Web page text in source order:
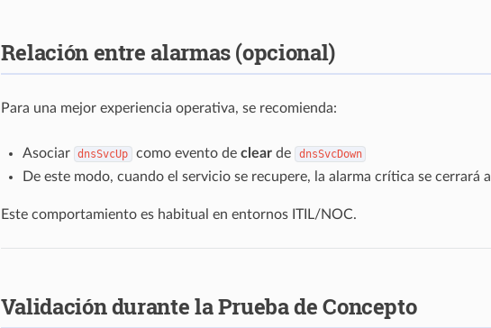
Relación entre alarmas (opcional)
Para una mejor experiencia operativa, se recomienda:
Asociar dnsSvcUp como evento de clearde dnsSvcDown
De este modo, cuando el servicio se recupere, la alarma crítica se cerrará
Este comportamiento es habitual en entornos ITIL/NOC.
Validación durante la Prueba de Concepto